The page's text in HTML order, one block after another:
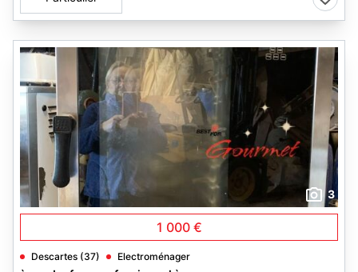
3
1 000 €
Descartes (37) Electroménager